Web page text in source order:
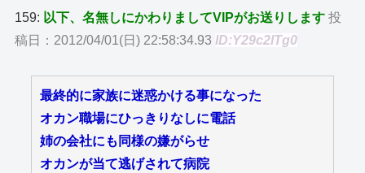
159: 以下、名無しにかわりましてVIPがお送りします 投
稿日：2012/04/01(日) 22:58:34.93 ID:Y29c2lTg0
最終的に家族に迷惑かける事になった
オカン職場にひっきりなしに電話
姉の会社にも同様の嫌がらせ
オカンが当て逃げされて病院